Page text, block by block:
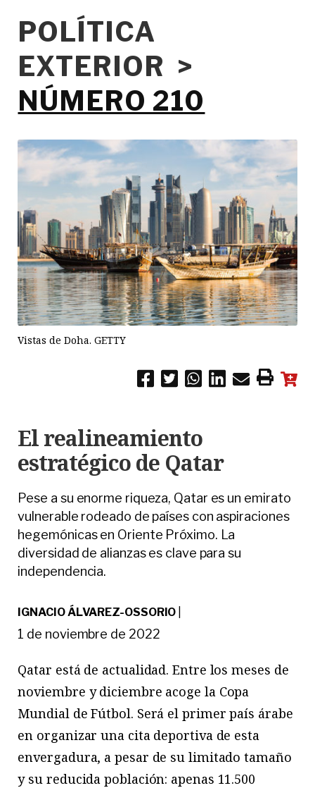
POLÍTICA
EXTERIOR >
NÚMERO 210
Vistas de Doha. GETTY
El realineamiento
estratégico de Qatar
Pese a su enorme riqueza, Qatar es un emirato
vulnerable rodeado de países con aspiraciones
hegemónicas en Oriente Próximo. La
diversidad de alianzas es clave para su
independencia.
IGNACIO ÁLVAREZ-OSSORIO
1 de noviembre de 2022
Qatar está de actualidad. Entre los meses de
noviembre y diciembre acoge la Copa
Mundial de Fútbol. Será el primer país árabe
en organizar una cita deportiva de esta
envergadura, a pesar de su limitado tamaño
y su reducida población: apenas 11.500